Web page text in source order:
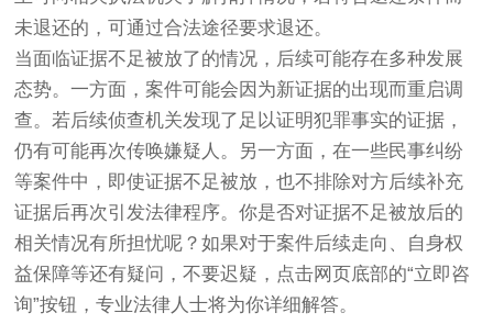
未退还的，可通过合法途径要求退还。
当面临证据不足被放了的情况，后续可能存在多种发展
态势。一方面，案件可能会因为新证据的出现而重启调
查。若后续侦查机关发现了足以证明犯罪事实的证据，
仍有可能再次传唤嫌疑人。另一方面，在一些民事纠纷
等案件中，即使证据不足被放，也不排除对方后续补充
证据后再次引发法律程序。你是否对证据不足被放后的
相关情况有所担忧呢？如果对于案件后续走向、自身权
益保障等还有疑问，不要迟疑，点击网页底部的“立即咨
询”按钮，专业法律人士将为你详细解答。